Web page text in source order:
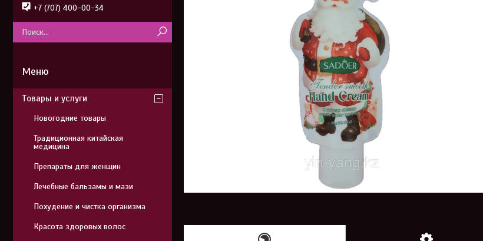
+7 (707) 400-00-34
Товары и услуги
Новогодние товары
Традиционная китайская
медицина
Препараты для женщин
Лечебные бальзамы и мази
Похудение и чистка организма
Красота здоровых волос